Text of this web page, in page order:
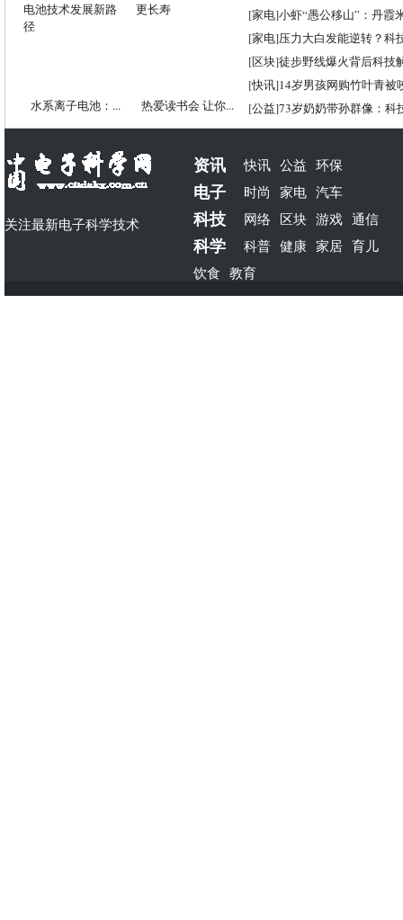
水系离子电池：... 热爱读书会 让你...
[家电]小虾“愚公移山”：丹霞
[家电]压力大白发能逆转？科
[区块]徒步野线爆火背后科技
[快讯]14岁男孩网购竹叶青被
[公益]73岁奶奶带孙群像：科
关注最新电子科学技术
资讯 快讯 公益 环保
电子 时尚 家电 汽车
科技 网络 区块 游戏 通信
科学 科普 健康 家居 育儿
饮食 教育